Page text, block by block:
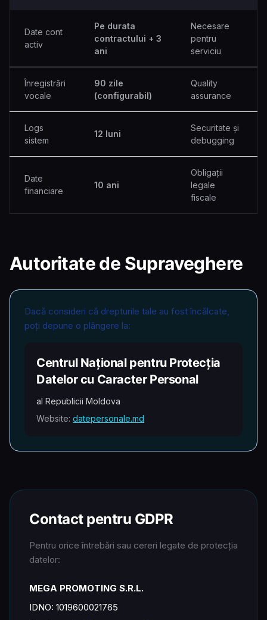
Date cont
activ
Pe durata
contractului + 3
ani
Necesare
pentru
serviciu
Înregistrări
vocale
90 zile
(configurabil)
Quality
assurance
Logs
sistem
12 luni
Securitate și
debugging
Date
financiare
10 ani
Obligații
legale
fiscale
Autoritate de Supraveghere
Dacă consideri că drepturile tale au fost încălcate,
poți depune o plângere la:
Centrul Național pentru Protecția
Datelor cu Caracter Personal
al Republicii Moldova
Website: datepersonale.md
Contact pentru GDPR
Pentru orice întrebări sau cereri legate de protecția
datelor:
MEGA PROMOTING S.R.L.
IDNO: 1019600021765